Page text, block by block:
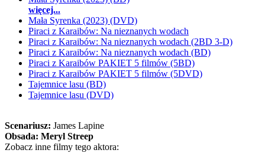
więcej...
Mała Syrenka (2023) (DVD)
Piraci z Karaibów: Na nieznanych wodach
Piraci z Karaibów: Na nieznanych wodach (2BD 3-D)
Piraci z Karaibów: Na nieznanych wodach (BD)
Piraci z Karaibów PAKIET 5 filmów (5BD)
Piraci z Karaibów PAKIET 5 filmów (5DVD)
Tajemnice lasu (BD)
Tajemnice lasu (DVD)
Scenariusz: James Lapine
Obsada: Meryl Streep
Zobacz inne filmy tego aktora: